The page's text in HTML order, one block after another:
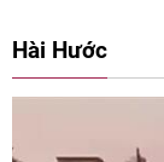
Hài Hước